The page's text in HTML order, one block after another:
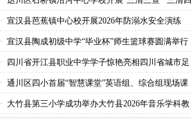
查”消防安全系列活动
· 宣汉县芭蕉镇中心校开展2026年防溺水安全演练
· 宣汉县陶成初级中学“毕业杯”师生篮球赛圆满举行
·
四川省开江县职业中学学子惊艳亮相四川省城市足
球联赛
· 通川区四小首届“智慧课堂”英语组、综合组现场课
展示活动圆满举行
· 大竹县第三小学成功举办大竹县2026年音乐学科教